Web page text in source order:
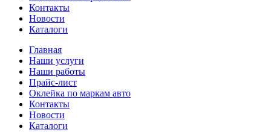
Контакты
Новости
Каталоги
Главная
Наши услуги
Наши работы
Прайс-лист
Оклейка по маркам авто
Контакты
Новости
Каталоги